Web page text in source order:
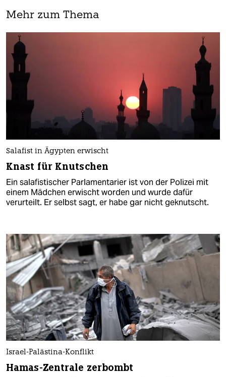
Mehr zum Thema
Salafist in Ägypten erwischt
Knast für Knutschen
Ein salafistischer Parlamentarier ist von der Polizei mit
einem Mädchen erwischt worden und wurde dafür
verurteilt. Er selbst sagt, er habe gar nicht geknutscht.
Israel-Palästina-Konflikt
Hamas-Zentrale zerbombt